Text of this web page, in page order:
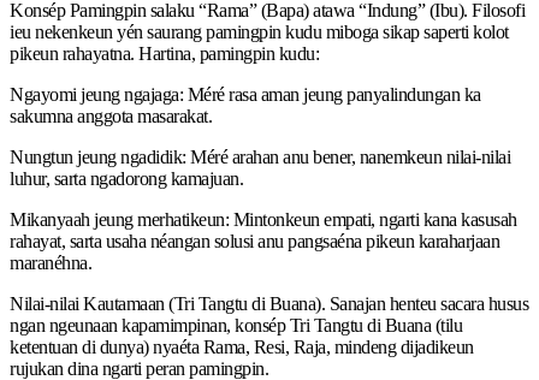
Konsép Pamingpin salaku “Rama” (Bapa) atawa “Indung” (Ibu). Filosofi
ieu nekenkeun yén saurang pamingpin kudu miboga sikap saperti kolot
pikeun rahayatna. Hartina, pamingpin kudu:
Ngayomi jeung ngajaga: Méré rasa aman jeung panyalindungan ka
sakumna anggota masarakat.
Nungtun jeung ngadidik: Méré arahan anu bener, nanemkeun nilai-nilai
luhur, sarta ngadorong kamajuan.
Mikanyaah jeung merhatikeun: Mintonkeun empati, ngarti kana kasusah
rahayat, sarta usaha néangan solusi anu pangsaéna pikeun karaharjaan
maranéhna.
Nilai-nilai Kautamaan (Tri Tangtu di Buana). Sanajan henteu sacara husus
ngan ngeunaan kapamimpinan, konsép Tri Tangtu di Buana (tilu
ketentuan di dunya) nyaéta Rama, Resi, Raja, mindeng dijadikeun
rujukan dina ngarti peran pamingpin.